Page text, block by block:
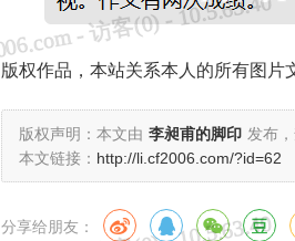
版权作品，本站关系本人的所有图片
版权声明：本文由 李昶甫的脚印 发布
本文链接： http://li.cf2006.com/?id=62
分享给朋友：